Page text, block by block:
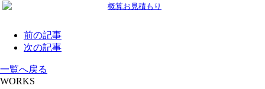
前の記事
次の記事
一覧へ戻る
WORKS